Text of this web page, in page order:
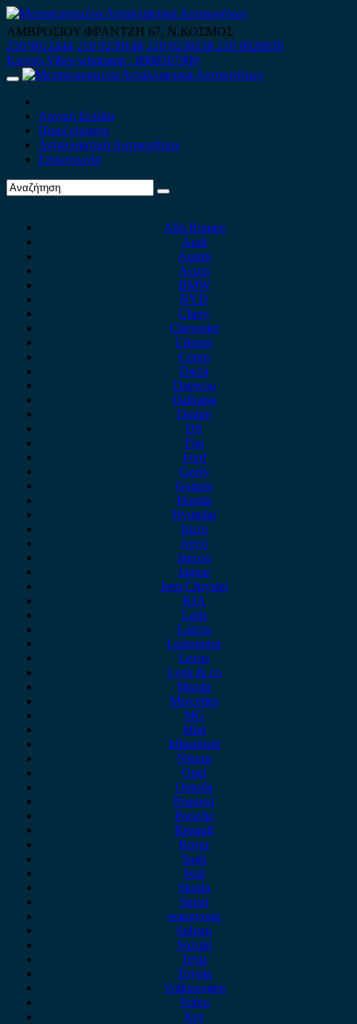
Skip
to
content
ΑΜΒΡΟΣΙΟΥ ΦΡΑΝΤΖΗ 67, Ν.ΚΟΣΜΟΣ
210 9012444 210 9239148 210 9238158 210 9026839
Κινητό-Viber-whatsapp : 6980507900
Primary
Αρχική Σελίδα
Ποιοί είμαστε
Ανταλλακτικά Αυτοκινήτων
Επικοινωνία
Alfa Romeo
Audi
Austin
Acura
BMW
BYD
Chery
Chevrolet
Citroen
Cupra
Dacia
Daewoo
Daihatsu
Dodge
DS
Fiat
Ford
Geely
Gonow
Honda
Hyundai
Isuzu
iveco
Jaecoo
Jaguar
Jeep Chrysler
KIA
Lada
Lancia
Leapmotor
Lexus
Lynk & co
Mazda
Mercedes
MG
Mini
Mitsubishi
Nissan
Opel
Omoda
Peugeot
Porsche
Renault
Rover
Saab
Seat
Skoda
Smart
ssangyong
Subaru
Suzuki
Tesla
Toyota
Volkswagen
Volvo
Xev